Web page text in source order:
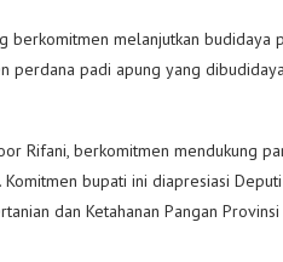
berkomitmen melanjutkan budidaya
perdana padi apung yang
Rifani, berkomitmen mendukung
bupati ini diapresiasi
dan Ketahanan Pangan